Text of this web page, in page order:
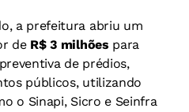
a prefeitura abriu um
de R$ 3 milhões para
de prédios,
públicos, utilizando
o Sinapi, Sicro e Seinfra